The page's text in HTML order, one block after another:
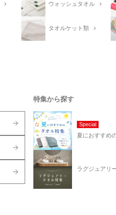
ウォッシュタオル
タオルケット類
特集から探す
Special
夏におすすめ
ラグジュアリ